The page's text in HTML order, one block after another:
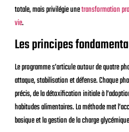
totale, mais privilégie unetransformation
vie.
Les principes
Le programme s’articule autour de quatre
attaque, stabilisation et défense. Chaque
précis, de la détoxification initiale à
habitudes alimentaires. La méthode met
basique et la gestion de la charge